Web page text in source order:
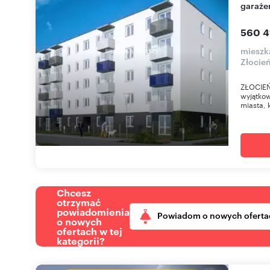
560
miasta,
Chcesz
otrzymać
powiadomienia
o nowych
ofertach w tej
kategorii?
Powiadom o nowych